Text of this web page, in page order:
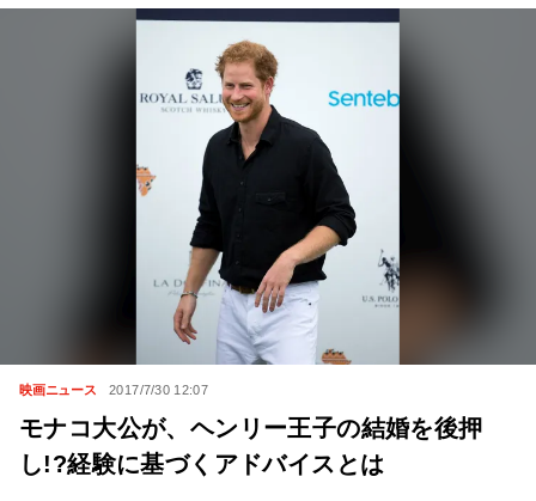
映画ニュース 2017/7/30 12:07
モナコ大公が、ヘンリー王子の結婚を後押
し!?経験に基づくアドバイスとは